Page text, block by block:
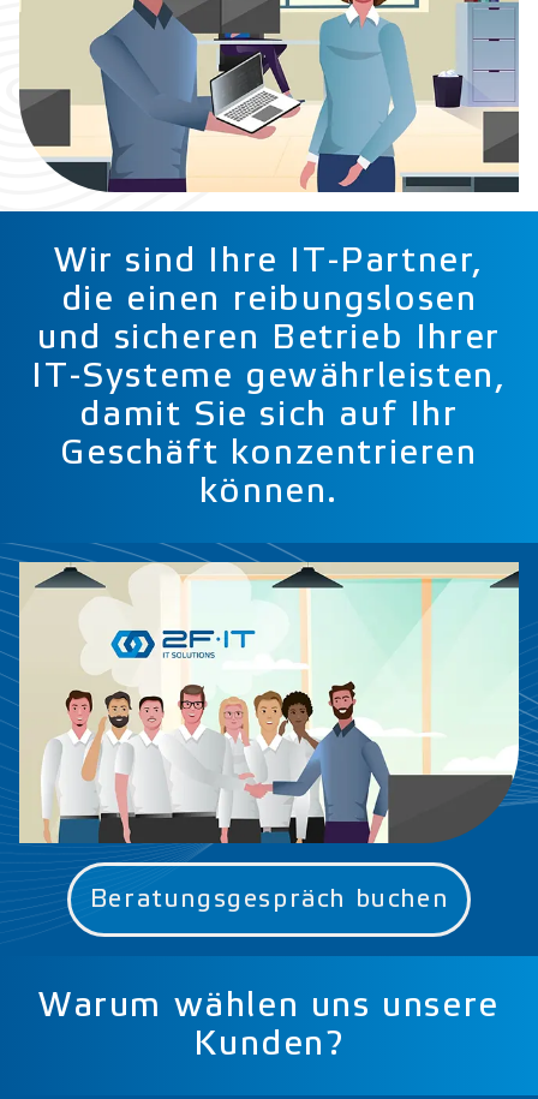
Wir sind Ihre IT-Partner,
die einen reibungslosen
und sicheren Betrieb Ihrer
IT-Systeme gewährleisten,
damit Sie sich auf Ihr
Geschäft konzentrieren
können.
Beratungsgespräch buchen
Warum wählen uns unsere
Kunden?